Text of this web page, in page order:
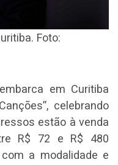
Foto:
em Curitiba
celebrando
estão à venda
R$ 72 e R$ 480
a modalidade e